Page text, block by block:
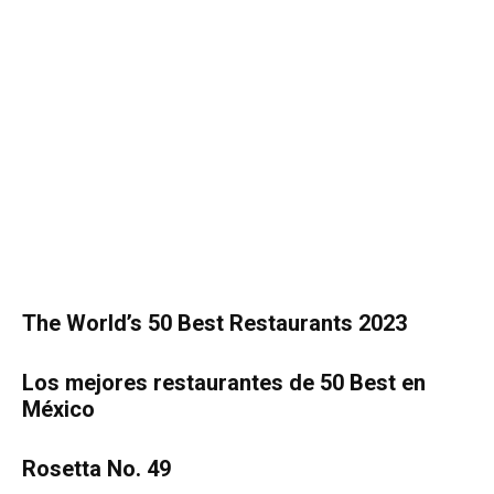
The World’s 50 Best Restaurants 2023
Los mejores restaurantes de 50 Best en
México
Rosetta No. 49